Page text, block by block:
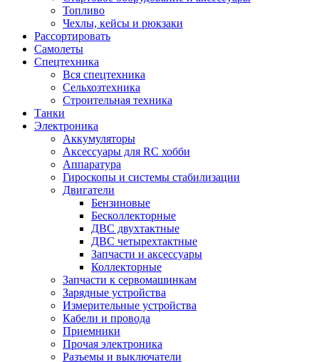
Топливо
Чехлы, кейсы и рюкзаки
Рассортировать
Самолеты
Спецтехника
Вся спецтехника
Сельхозтехника
Строительная техника
Танки
Электроника
Аккумуляторы
Аксессуары для RC хобби
Аппаратура
Гироскопы и системы стабилизации
Двигатели
Бензиновые
Бесколлекторные
ДВС двухтактные
ДВС четырехтактные
Запчасти и аксессуары
Коллекторные
Запчасти к сервомашинкам
Зарядные устройства
Измерительные устройства
Кабели и провода
Приемники
Прочая электроника
Разъемы и выключатели